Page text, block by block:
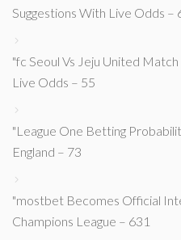
Suggestions With Live Odds –
"fc Seoul Vs Jeju United
Live Odds – 55
"League One Betting
England – 73
"mostbet Becomes Official
Champions League – 631